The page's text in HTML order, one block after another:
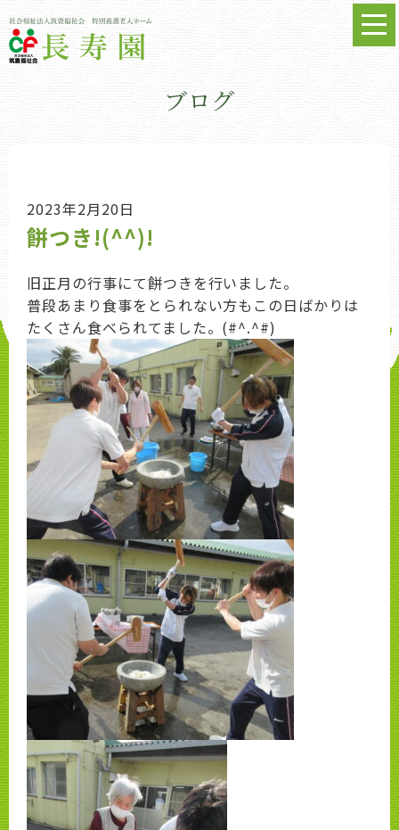
ブログ
2023年2月20日
餅つき!(^^)!
旧正月の行事にて餅つきを行いました。
普段あまり食事をとられない方もこの日ばかりは
たくさん食べられてました。(#^.^#)